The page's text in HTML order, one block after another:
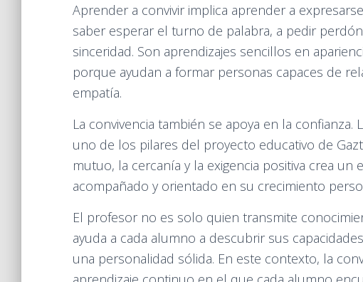
Aprender a convivir implica aprender a
saber esperar el turno de palabra, a pedir
sinceridad. Son aprendizajes sencillos en
porque ayudan a formar personas capaces de
empatía.
La convivencia también se apoya en la
uno de los pilares del proyecto educativo de
mutuo, la cercanía y la exigencia positiva crea
acompañado y orientado en su crecimiento
El profesor no es solo quien transmite
ayuda a cada alumno a descubrir sus
una personalidad sólida. En este contexto, la